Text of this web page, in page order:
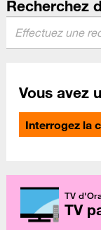
Recherchez
Vous avez
Interrogez la
TV
TV